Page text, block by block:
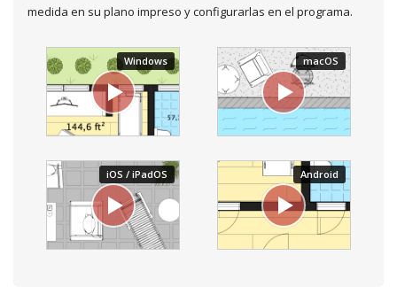
medida en su plano impreso y configurarlas en el programa.